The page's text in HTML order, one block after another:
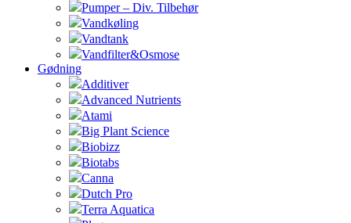
Pumper – Div. Tilbehør
Vandkøling
Vandtank
Vandfilter&Osmose
Gødning
Additiver
Advanced Nutrients
Atami
Big Plant Science
Biobizz
Biotabs
Canna
Dutch Pro
Terra Aquatica